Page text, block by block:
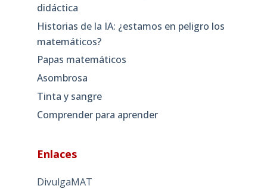
didáctica
Historias de la IA: ¿estamos en peligro los
matemáticos?
Papas matemáticos
Asombrosa
Tinta y sangre
Comprender para aprender
Enlaces
DivulgaMAT